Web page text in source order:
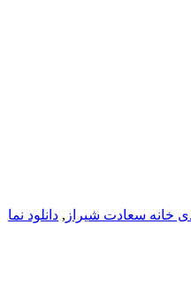
خانه سعادت شیراز , دانلود نما